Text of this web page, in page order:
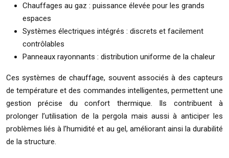
Chauffages au gaz : puissance élevée pour les grands
espaces
Systèmes électriques intégrés : discrets et facilement
contrôlables
Panneaux rayonnants : distribution uniforme de la chaleur
Ces systèmes de chauffage, souvent associés à des capteurs
de température et des commandes intelligentes, permettent une
gestion précise du confort thermique. Ils contribuent à
prolonger l’utilisation de la pergola mais aussi à anticiper les
problèmes liés à l’humidité et au gel, améliorant ainsi la durabilité
de la structure.